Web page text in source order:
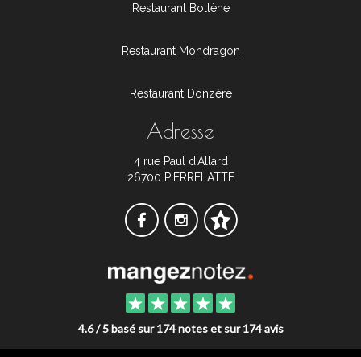
Restaurant Bollène
Restaurant Mondragon
Restaurant Donzère
Adresse
4 rue Paul d'Allard
26700 PIERRELATTE
4.6 / 5 basé sur 174 notes et sur 174 avis